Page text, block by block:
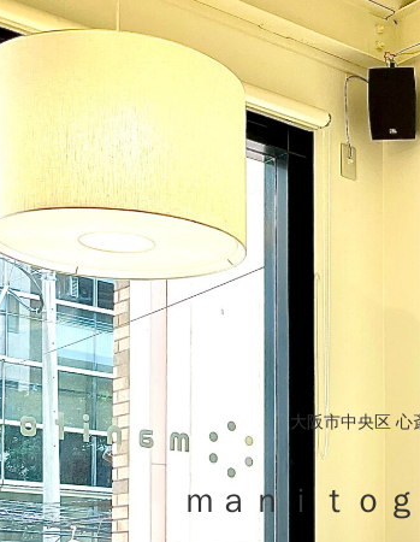
大阪市中央区 心
ｍａｎｉｔｏ